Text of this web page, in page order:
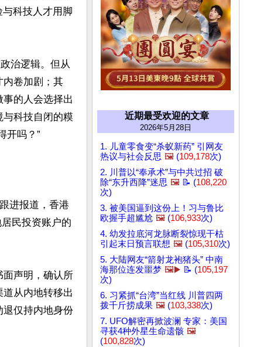
科技人才用脚
治逻辑。但从
内卷加剧；其
的人会选择出
科技自闭的糢
开吗？”
进报道，香港
民投资账户的
面声明，确认所
从内地转移出
退仅持内地身份
近期最受欢迎的文章
2026年5月28日
1. 儿童零食变“杀蚁新药” 引网友
热议与社会反思 🖼️ (109,178次)
2. 川普以“奉承术”与中共过招 破
除“东升西降”迷思 🖼️ 📝 (108,220
次)
3. 被美国逼到这份上！习与鲁比
欧握手超尴尬 🖼️ (106,933次)
4. 幼发拉底河龙脉断裂惊现干枯
引起末日预言联想 🖼️ (105,310次)
5. 大陆网友“箭射龙袍猪头” 中南
海那位连发噩梦 🖼️▶️ 📝 (105,197
次)
6. 习紧抓“台湾”当红线 川普四两
拨千斤捞成果 🖼️ (103,338次)
7. UFO解密再掀波澜 专家：美国
寻获4种外星生命遗骸 🖼️
(100,828次)